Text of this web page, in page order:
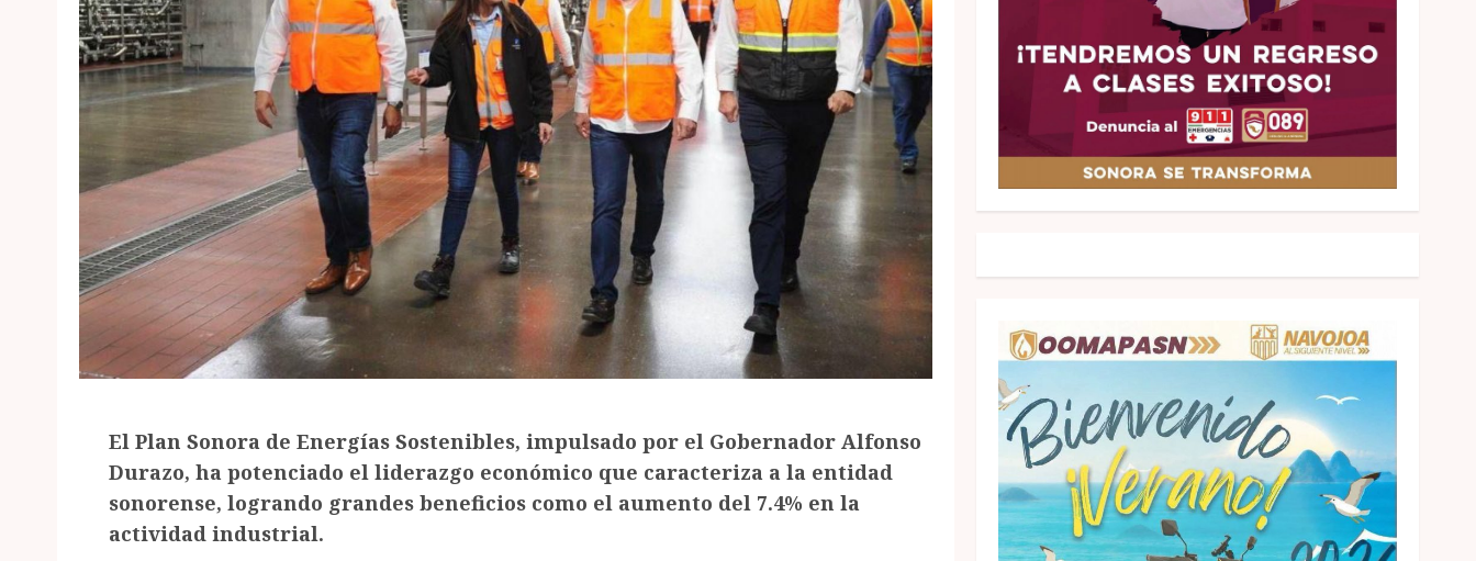
El Plan Sonora de Energías Sostenibles, impulsado por el Gobernador Alfonso
Durazo, ha potenciado el liderazgo económico que caracteriza a la entidad
sonorense, logrando grandes beneficios como el aumento del 7.4% en la
actividad industrial.